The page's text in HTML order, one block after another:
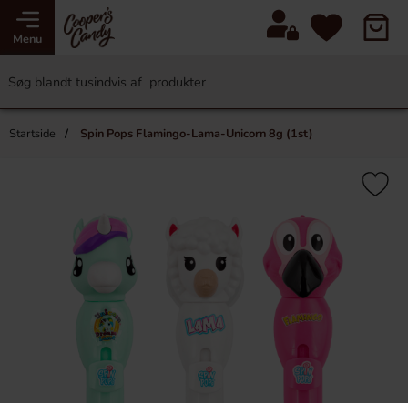
Menu
Startside Spin Pops Flamingo-Lama-Unicorn 8g (1st)